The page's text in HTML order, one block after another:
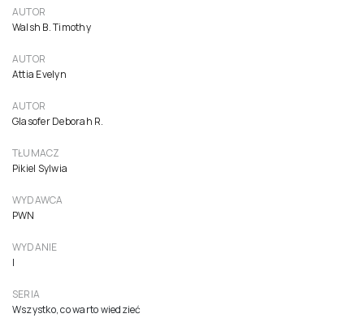
AUTOR
Walsh B. Timothy
AUTOR
Attia Evelyn
AUTOR
Glasofer Deborah R.
TŁUMACZ
Pikiel Sylwia
WYDAWCA
PWN
WYDANIE
I
SERIA
Wszystko, co warto wiedzieć